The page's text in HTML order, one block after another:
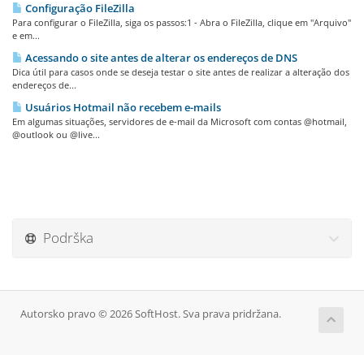
Configuração FileZilla
Para configurar o FileZilla, siga os passos:1 - Abra o FileZilla, clique em "Arquivo"
e em...
Acessando o site antes de alterar os endereços de DNS
Dica útil para casos onde se deseja testar o site antes de realizar a alteração dos
endereços de...
Usuários Hotmail não recebem e-mails
Em algumas situações, servidores de e-mail da Microsoft com contas @hotmail,
@outlook ou @live...
Podrška
Autorsko pravo © 2026 SoftHost. Sva prava pridržana.